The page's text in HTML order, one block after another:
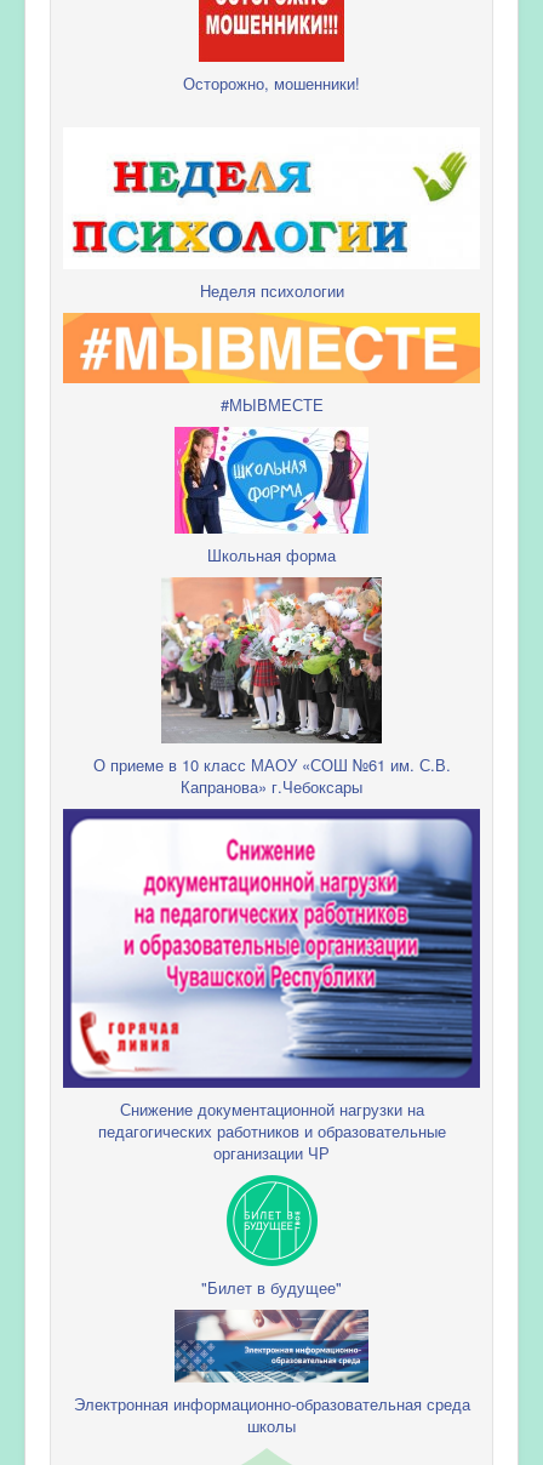
Осторожно, мошенники!
Неделя психологии
#МЫВМЕСТЕ
Школьная форма
О приеме в 10 класс МАОУ «СОШ №61 им. С.В.
Капранова» г.Чебоксары
Снижение документационной нагрузки на
педагогических работников и образовательные
организации ЧР
"Билет в будущее"
Электронная информационно-образовательная среда
школы